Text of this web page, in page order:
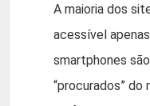
A maioria dos
acessível
smartphones
“procurados”